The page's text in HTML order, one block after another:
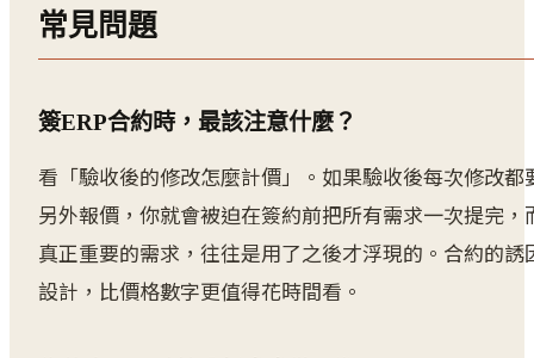
常見問題
簽ERP合約時，最該注意什麼？
看「驗收後的修改怎麼計價」。如果驗收後每次修改都
另外報價，你就會被迫在簽約前把所有需求一次提完，
真正重要的需求，往往是用了之後才浮現的。合約的誘
設計，比價格數字更值得花時間看。